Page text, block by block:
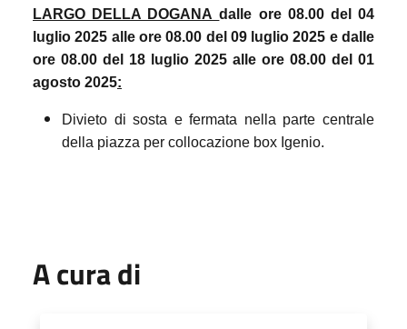
LARGO DELLA DOGANAdalle ore 08.00 del 04
luglio 2025 alle ore 08.00 del 09 luglio 2025 e dalle
ore 08.00 del 18 luglio 2025 alle ore 08.00 del 01
agosto 2025:
Divieto di sosta e fermata nella parte centrale
della piazza per collocazione box Igenio.
A cura di